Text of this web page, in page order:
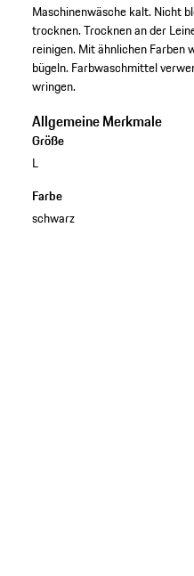
Maschinenwäsche kalt. Nicht
trocknen. Trocknen an der
reinigen. Mit ähnlichen Farben
bügeln. Farbwaschmittel
wringen.
Allgemeine Merkmale
Größe
L
Farbe
schwarz